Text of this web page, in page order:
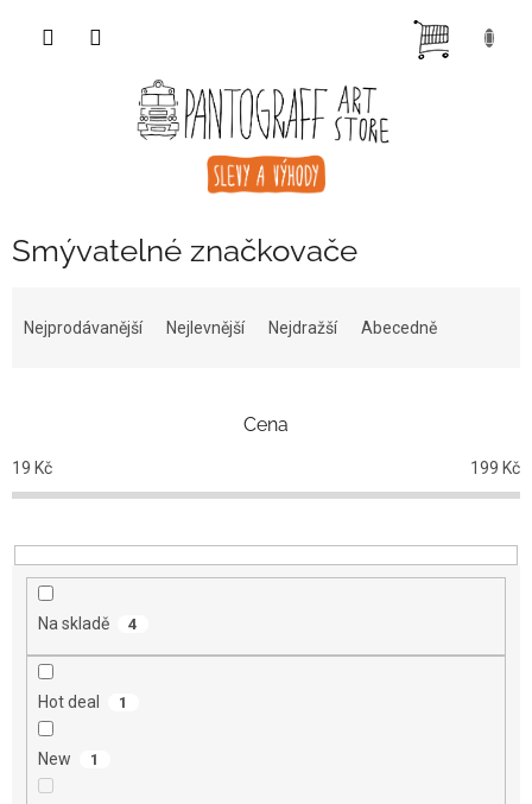
Smývatelné značkovače
p
r
o
u
Nejprodávanější Nejlevnější Nejdražší Abecedně
Cena
19 Kč 199 Kč
Na skladě 4
Hot deal 1
New 1